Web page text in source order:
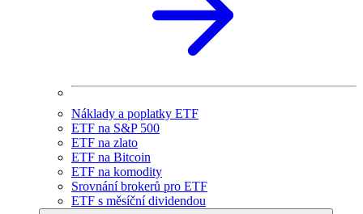
Náklady a poplatky ETF
ETF na S&P 500
ETF na zlato
ETF na Bitcoin
ETF na komodity
Srovnání brokerů pro ETF
ETF s měsíční dividendou